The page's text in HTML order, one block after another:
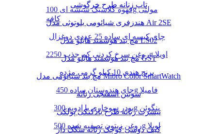
قهوه کلاسیک شیشه ای 100g مولتی
کافه
چای کیسه ای ساده 25 عددی دوغزال
روغن سرخ کردنی کم جذب 2250g اویلا
برنج هندی 10 کیلو گرمی مژده
چای هندوستان ساده 450g فامیلا
پودر سوخاری با ادویه 300g پنگوئن
روغن زیتون تصفیه شده 500g اویلا
تاپ زنانه طرح خرگوشی
هندزفری شیائومی بلوتوثی مدل Air 2SE
مچ بند هوشمند هایلو مدل LS02
مچ بند هوشمند هایلو مدل GST
مچ بند شیائومی مدل Mibro Color SmartWatch
سوتین اسفنجی زنانه
تیشرت زنانه طرح بادکنکی پولکی
کیف دوشی کوچک زنانه سگک دار